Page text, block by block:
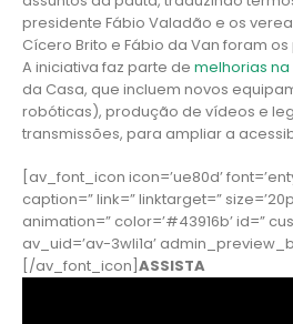
presidente Fábio Valadão e os
Cícero Brito e Fábio da Van foram
A iniciativa faz parte de melhorias
da Casa, que incluem novos
robóticas), produção de vídeos e
transmissões, para ampliar a
[av_font_icon icon=’ue80d’
caption=” link=” linktarget=”
animation=” color=’#43916b’ id=”
av_uid=’av-3wli1a’
[/av_font_icon]ASSISTA